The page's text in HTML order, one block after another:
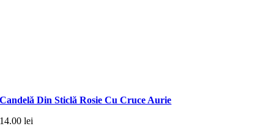
Candelă Din Sticlă Rosie Cu Cruce Aurie
14.00lei